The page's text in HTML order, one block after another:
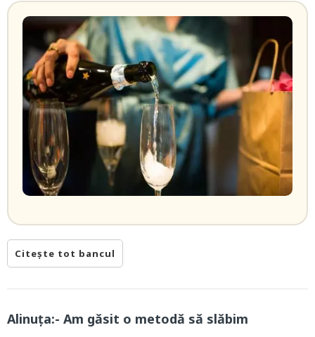
Citește tot bancul
Alinuța:- Am găsit o metodă să slăbim